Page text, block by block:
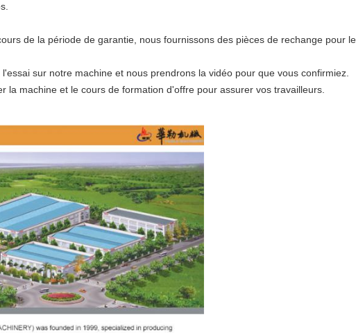
de la période de garantie, nous fournissons des pièces de rechange pour
sur notre machine et nous prendrons la vidéo pour que vous confirmiez.
la machine et le cours de formation d'offre pour assurer vos travailleurs.